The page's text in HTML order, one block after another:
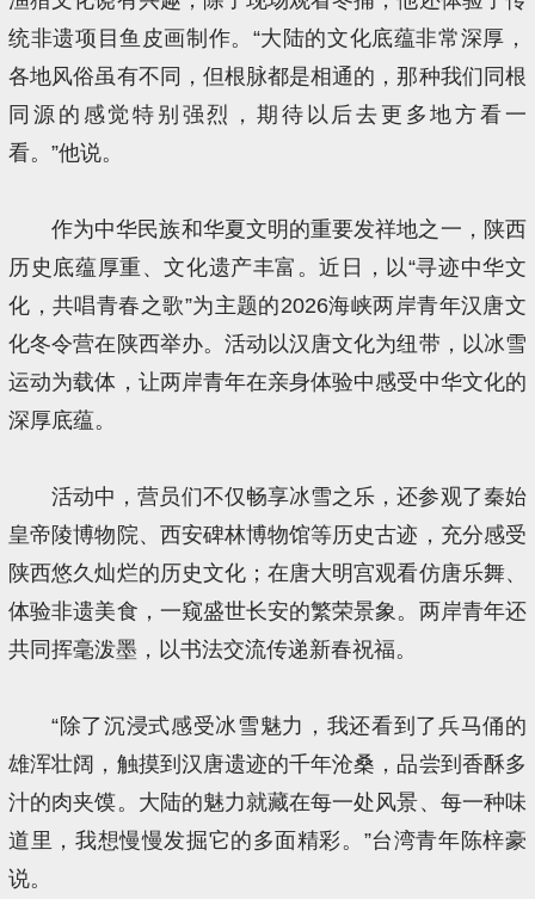
统非遗项目鱼皮画制作。“大陆的文化底蕴非常深厚，
各地风俗虽有不同，但根脉都是相通的，那种我们同根
同源的感觉特别强烈，期待以后去更多地方看一
看。”他说。
作为中华民族和华夏文明的重要发祥地之一，陕西
历史底蕴厚重、文化遗产丰富。近日，以“寻迹中华文
化，共唱青春之歌”为主题的2026海峡两岸青年汉唐文
化冬令营在陕西举办。活动以汉唐文化为纽带，以冰雪
运动为载体，让两岸青年在亲身体验中感受中华文化的
深厚底蕴。
活动中，营员们不仅畅享冰雪之乐，还参观了秦始
皇帝陵博物院、西安碑林博物馆等历史古迹，充分感受
陕西悠久灿烂的历史文化；在唐大明宫观看仿唐乐舞、
体验非遗美食，一窥盛世长安的繁荣景象。两岸青年还
共同挥毫泼墨，以书法交流传递新春祝福。
“除了沉浸式感受冰雪魅力，我还看到了兵马俑的
雄浑壮阔，触摸到汉唐遗迹的千年沧桑，品尝到香酥多
汁的肉夹馍。大陆的魅力就藏在每一处风景、每一种味
道里，我想慢慢发掘它的多面精彩。”台湾青年陈梓豪
说。